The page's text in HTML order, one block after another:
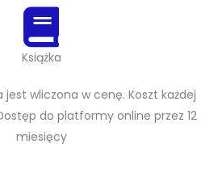
Książka
jest wliczona w cenę. Koszt każdej
do platformy online przez 12
miesięcy